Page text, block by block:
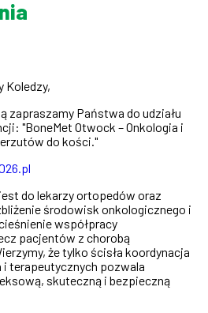
Koledzy,
zapraszamy Państwa do udziału
"BoneMet Otwock – Onkologia i
do kości."
do lekarzy ortopedów oraz
środowisk onkologicznego i
współpracy
pacjentów z chorobą
że tylko ścisła koordynacja
i terapeutycznych pozwala
skuteczną i bezpieczną